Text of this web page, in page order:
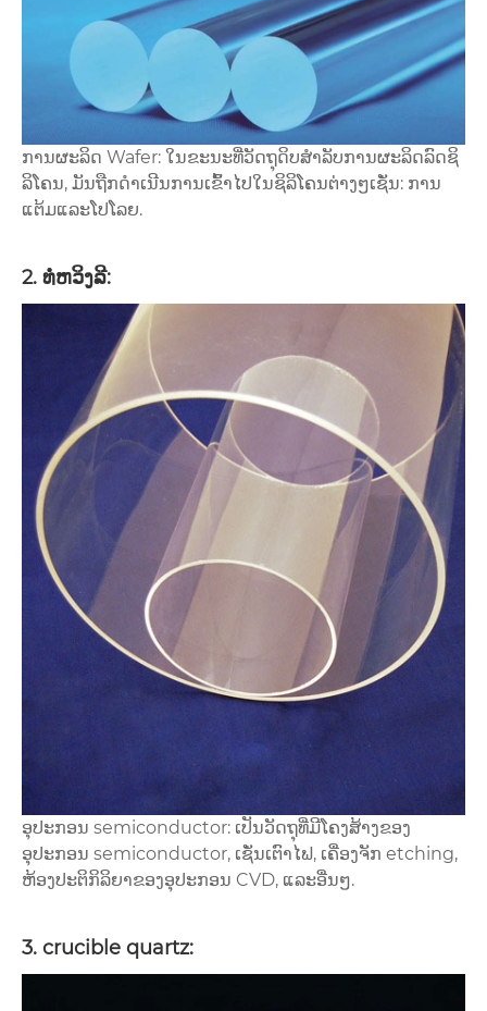
ການຜະລິດ Wafer: ໃນຂະນະທີ່ວັດຖຸດິບສໍາລັບການຜະລິດລົດຊິ
ລິໂຄນ, ມັນຖືກດໍາເນີນການເຂົ້າໄປໃນຊິລິໂຄນຕ່າງໆເຊັ່ນ: ການ
ແຕ້ມແລະໂປໂລຍ.
2. ທໍ່ຫວິງລີ:
ອຸປະກອນ semiconductor: ເປັນວັດຖຸທີ່ມີໂຄງສ້າງຂອງ
ອຸປະກອນ semiconductor, ເຊັ່ນເຕົາໄຟ, ເຄື່ອງຈັກ etching,
ຫ້ອງປະຕິກິລິຍາຂອງອຸປະກອນ CVD, ແລະອື່ນໆ.
3. crucible quartz: